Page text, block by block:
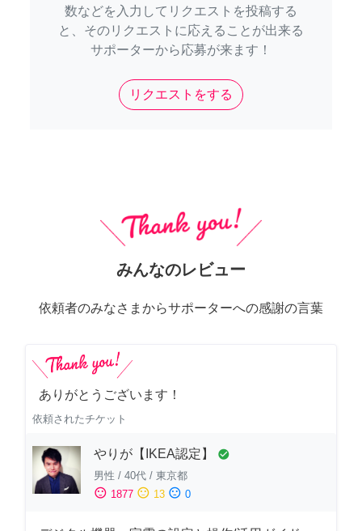
数などを入力してリクエストを投稿する
と、そのリクエストに応えることが出来る
サポーターから応募が来ます！
リクエストをする
みんなのレビュー
依頼者のみなさまからサポーターへの感謝の言葉
ありがとうございます！
依頼されたチケット
やりが【IKEA認定】 check_circle
男性 / 40代 / 東京都
sentiment_satisfied 1877 sentiment_neutral 13 sentiment_dissatisfied 0